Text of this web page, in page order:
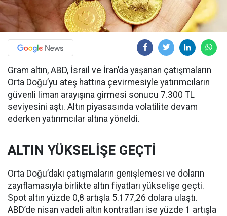
Gram altın, ABD, İsrail ve İran’da yaşanan çatışmaların
Orta Doğu’yu ateş hattına çevirmesiyle yatırımcıların
güvenli liman arayışına girmesi sonucu 7.300 TL
seviyesini aştı. Altın piyasasında volatilite devam
ederken yatırımcılar altına yöneldi.
ALTIN YÜKSELİŞE GEÇTİ
Orta Doğu’daki çatışmaların genişlemesi ve doların
zayıflamasıyla birlikte altın fiyatları yükselişe geçti.
Spot altın yüzde 0,8 artışla 5.177,26 dolara ulaştı.
ABD’de nisan vadeli altın kontratları ise yüzde 1 artışla